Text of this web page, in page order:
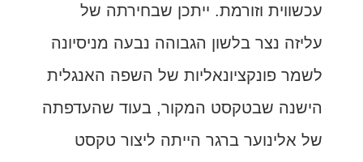
עכשווית וזורמת. ייתכן שבחירתה של
עליזה נצר בלשון הגבוהה נבעה מניסיונה
לשמר פונקציונאליות של השפה האנגלית
הישנה שבטקסט המקור, בעוד שהעדפתה
של אלינוער ברגר הייתה ליצור טקסט